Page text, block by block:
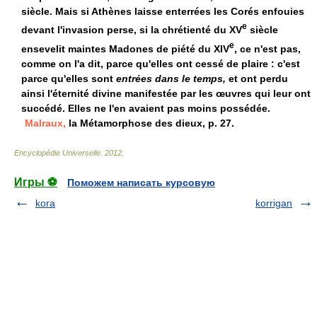
siècle. Mais si Athènes laisse enterrées les Corés enfouies
devant l'invasion perse, si la chrétienté du XVe siècle
ensevelit maintes Madones de piété du XIVe, ce n'est pas,
comme on l'a dit, parce qu'elles ont cessé de plaire : c'est
parce qu'elles sont entrées dans le temps, et ont perdu
ainsi l'éternité divine manifestée par les œuvres qui leur ont
succédé. Elles ne l'en avaient pas moins possédée.
Malraux, la Métamorphose des dieux, p. 27.
Encyclopédie Universelle 2012
Игры ⚽
Поможем написать курсовую
kora
korrigan